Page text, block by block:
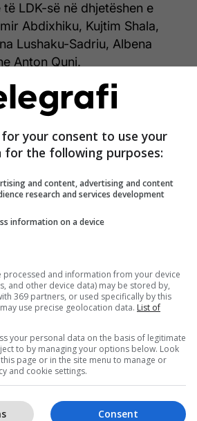
LDK-së në dhjetëshen e
Abdixhiku, Kujtim Shala,
Lushaku-Sadriu, Albena
Anton Quni.
pas konsultimeve
politike, duke reflektuar
atyre të reja në parti.
brenda afatit ligjor, ndërsa
institucional para
të 7 qershorit.
your consent to use your
for the following purposes:
and content, advertising and content
research and services development
information on a device
processed and information from your device
and other device data) may be stored by,
369 partners, or used specifically by this
use precise geolocation data. List of
your personal data on the basis of legitimate
to by managing your options below. Look
page or in the site menu to manage or
and cookie settings.
Consent